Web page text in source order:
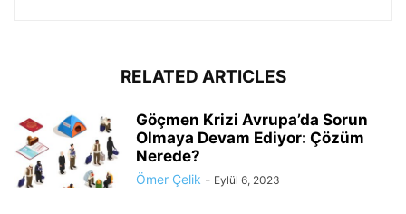
RELATED ARTICLES
Göçmen Krizi Avrupa’da Sorun
Olmaya Devam Ediyor: Çözüm
Nerede?
Ömer Çelik - Eylül 6, 2023